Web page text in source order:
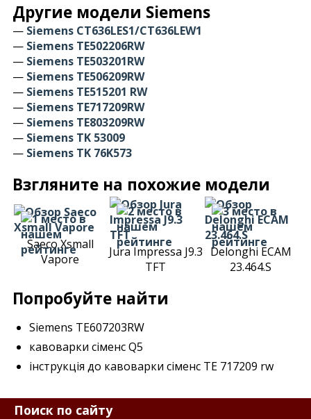
Другие модели Siemens
— Siemens CT636LES1/CT636LEW1
— Siemens TE502206RW
— Siemens TE503201RW
— Siemens TE506209RW
— Siemens TE515201 RW
— Siemens TE717209RW
— Siemens TE803209RW
— Siemens TK 53009
— Siemens TK 76K573
Взгляните на похожие модели
Saeco Xsmall
Vapore
Jura Impressa J9.3
TFT
Delonghi ECAM
23.464.S
Попробуйте найти
Siemens TE607203RW
кавоварки сіменс Q5
інструкція до кавоварки сіменс TE 717209 rw
Поиск по сайту